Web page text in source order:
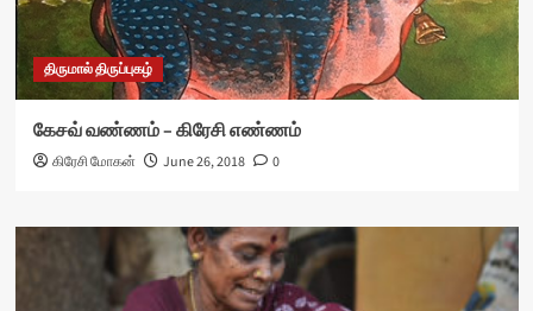
திருமால் திருப்புகழ்
கேசவ் வண்ணம் – கிரேசி எண்ணம்
கிரேசி மோகன் June 26, 2018 0